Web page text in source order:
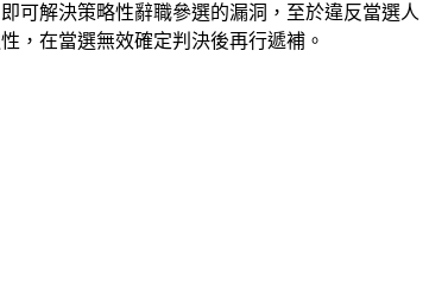
可解決策略性辭職參選的漏洞，至於違反當選人
，在當選無效確定判決後再行遞補。